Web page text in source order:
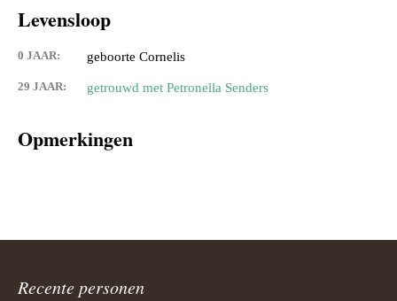
Levensloop
0 JAAR: geboorte Cornelis
29 JAAR: getrouwd met Petronella Senders
Opmerkingen
Recente personen